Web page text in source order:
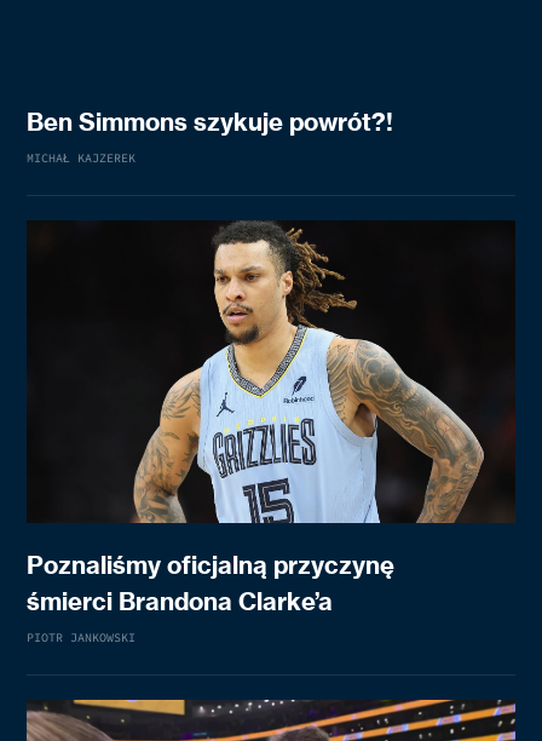
Ben Simmons szykuje powrót?!
MICHAŁ KAJZEREK
Poznaliśmy oficjalną przyczynę
śmierci Brandona Clarke’a
PIOTR JANKOWSKI